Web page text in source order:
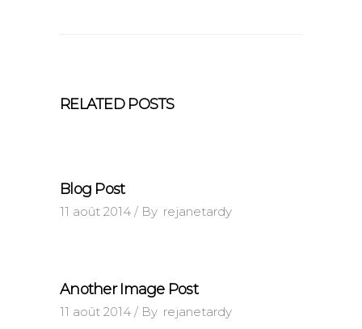
RELATED POSTS
Blog Post
11 août 2014 By rejanetardy
Another Image Post
11 août 2014 By rejanetardy